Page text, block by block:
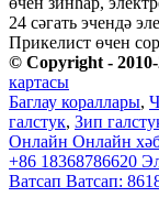
24 сәгать эчендә
Прикелист өчен
© Copyright -
картасы
Баглау кораллары,
галстук, Зип
Онлайн Онлайн
+86 18368786620
Ватсап Ватсап: